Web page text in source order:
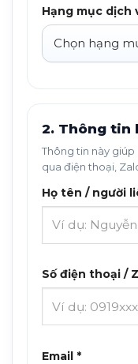
Hạng mục dịch
2. Thông tin
Thông tin này
qua điện thoại,
Họ tên / người
Số điện thoại /
Email *